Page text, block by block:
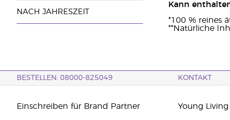
NACH JAHRESZEIT
Kann
*100 % reines
**Natürliche
BESTELLEN: 08000-825049 KONTAKT
Einschreiben für Brand Partner Young Living